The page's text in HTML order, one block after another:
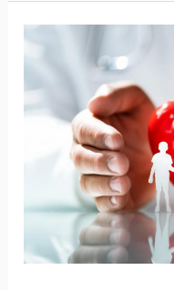
Me
el
plan
¿qué
hacer?